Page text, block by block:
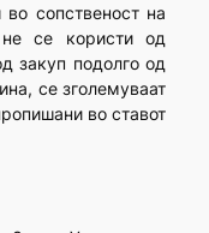
сопственост на
се користи од
закуп подолго од
се зголемуваат
во ставот